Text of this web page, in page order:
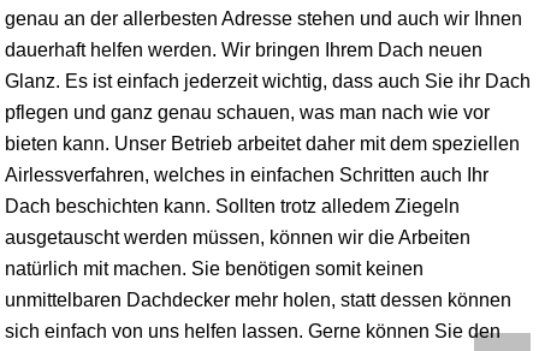
genau an der allerbesten Adresse stehen und auch wir Ihnen
dauerhaft helfen werden. Wir bringen Ihrem Dach neuen
Glanz. Es ist einfach jederzeit wichtig, dass auch Sie ihr Dach
pflegen und ganz genau schauen, was man nach wie vor
bieten kann. Unser Betrieb arbeitet daher mit dem speziellen
Airlessverfahren, welches in einfachen Schritten auch Ihr
Dach beschichten kann. Sollten trotz alledem Ziegeln
ausgetauscht werden müssen, können wir die Arbeiten
natürlich mit machen. Sie benötigen somit keinen
unmittelbaren Dachdecker mehr holen, statt dessen können
sich einfach von uns helfen lassen. Gerne können Sie den